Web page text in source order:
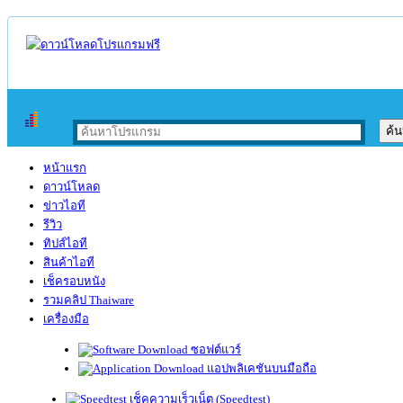
หน้าแรก
ดาวน์โหลด
ข่าวไอที
รีวิว
ทิปส์ไอที
สินค้าไอที
เช็ครอบหนัง
รวมคลิป Thaiware
เครื่องมือ
ซอฟต์แวร์
แอปพลิเคชันบนมือถือ
เช็คความเร็วเน็ต (Speedtest)